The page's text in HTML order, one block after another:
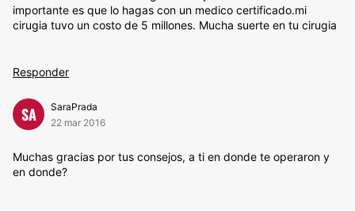
importante es que lo hagas con un medico certificado.mi
cirugia tuvo un costo de 5 millones. Mucha suerte en tu cirugia
Responder
SA
SaraPrada
22 mar 2016
Muchas gracias por tus consejos, a ti en donde te operaron y
en donde?